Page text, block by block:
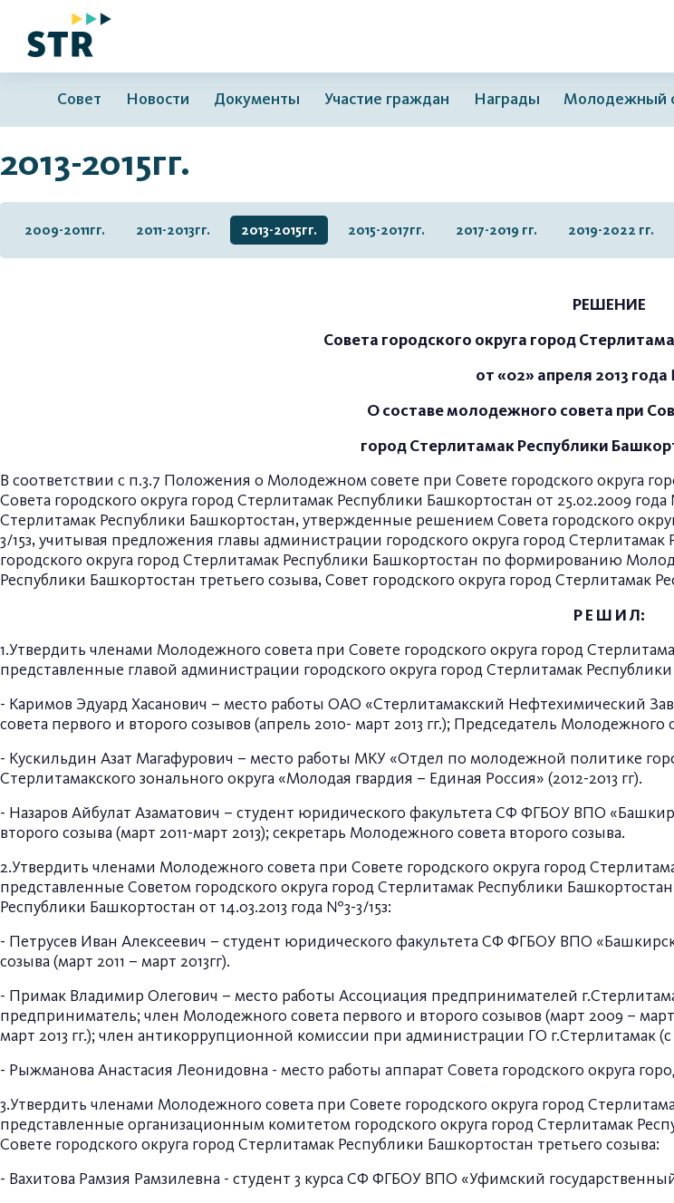
Совет Новости Документы Участие граждан Награды Молодежный
2013-2015гг.
2009-2011гг. 2011-2013гг. 2013-2015гг. 2015-2017гг. 2017-2019 гг. 2019-2022 гг.
РЕШЕНИЕ
Совета городского округа город
от «02» апреля 2013
О составе молодежного совета при
город Стерлитамак Республики
В соответствии с п.3.7 Положения о Молодежном совете при Совете городского округа
Совета городского округа город Стерлитамак Республики Башкортостан от 25.02.2009
Стерлитамак Республики Башкортостан, утвержденные решением Совета городского
3/15з, учитывая предложения главы администрации городского округа город
городского округа город Стерлитамак Республики Башкортостан по формированию
Республики Башкортостан третьего созыва, Совет городского округа город Стерлитамак
Р Е Ш И Л:
1.Утвердить членами Молодежного совета при Совете городского округа город
представленные главой администрации городского округа город Стерлитамак
- Каримов Эдуард Хасанович – место работы ОАО «Стерлитамакский Нефтехимический
совета первого и второго созывов (апрель 2010- март 2013 гг.); Председатель Молодежного
- Кускильдин Азат Магафурович – место работы МКУ «Отдел по молодежной политике
Стерлитамакского зонального округа «Молодая гвардия – Единая Россия» (2012-2013 гг).
- Назаров Айбулат Азаматович – студент юридического факультета СФ ФГБОУ ВПО
второго созыва (март 2011-март 2013); секретарь Молодежного совета второго созыва.
2.Утвердить членами Молодежного совета при Совете городского округа город
представленные Советом городского округа город Стерлитамак Республики
Республики Башкортостан от 14.03.2013 года №3-3/15з:
- Петрусев Иван Алексеевич – студент юридического факультета СФ ФГБОУ ВПО
созыва (март 2011 – март 2013гг).
- Примак Владимир Олегович – место работы Ассоциация предпринимателей
предприниматель; член Молодежного совета первого и второго созывов (март 2009 –
март 2013 гг.); член антикоррупционной комиссии при администрации ГО г.Стерлитамак (с
- Рыжманова Анастасия Леонидовна - место работы аппарат Совета городского округа
3.Утвердить членами Молодежного совета при Совете городского округа город
представленные организационным комитетом городского округа город Стерлитамак
Совете городского округа город Стерлитамак Республики Башкортостан третьего созыва:
- Вахитова Рамзия Рамзилевна - студент 3 курса СФ ФГБОУ ВПО «Уфимский